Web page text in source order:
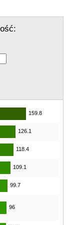
159.8
126.1
118.4
109.1
99.7
96